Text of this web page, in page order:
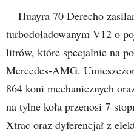
Huayra 70 Derecho
turbodoładowanym V12 o
litrów, które specjalnie na
Mercedes-AMG.
864 koni mechanicznych
na tylne koła przenosi 7-
Xtrac oraz dyferencjał z